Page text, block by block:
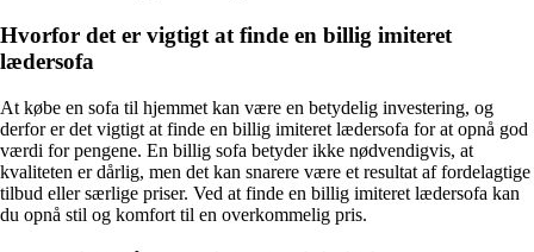
Hvorfor det er vigtigt at finde en billig imiteret
lædersofa
At købe en sofa til hjemmet kan være en betydelig investering, og
derfor er det vigtigt at finde en billig imiteret lædersofa for at opnå god
værdi for pengene. En billig sofa betyder ikke nødvendigvis, at
kvaliteten er dårlig, men det kan snarere være et resultat af fordelagtige
tilbud eller særlige priser. Ved at finde en billig imiteret lædersofa kan
du opnå stil og komfort til en overkommelig pris.